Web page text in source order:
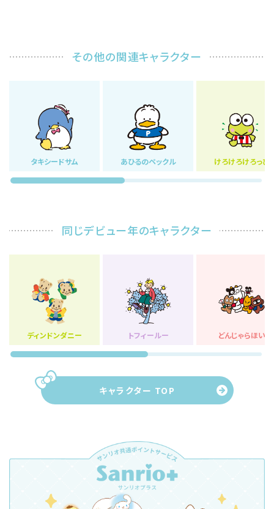
その他の関連キャラクター
タキシードサム あひるのペックル けろけろけろっぴ
同じデビュー年のキャラクター
ディンドンダニー トフィールー どんじゃらほい
キャラクター TOP